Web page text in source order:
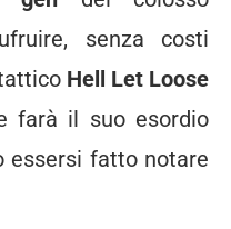
senza costi
Hell Let Loose
farà il suo esordio
essersi fatto notare